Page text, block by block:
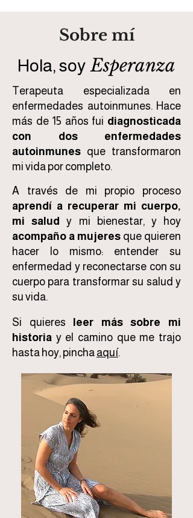
Sobre mí
Hola, soy Esperanza
Terapeuta especializada en
enfermedades autoinmunes. Hace
más de 15 años fui diagnosticada
con dos enfermedades
autoinmunes que transformaron
mi vida por completo.
A través de mi propio proceso
aprendí a recuperar mi cuerpo,
mi saludy mi bienestar, y hoy
acompaño a mujeres que quieren
hacer lo mismo: entender su
enfermedad y reconectarse con su
cuerpo para transformar su salud y
su vida.
Si quieres
leer más sobre mi
historia y el camino que me trajo
hasta hoy, pincha aquí.